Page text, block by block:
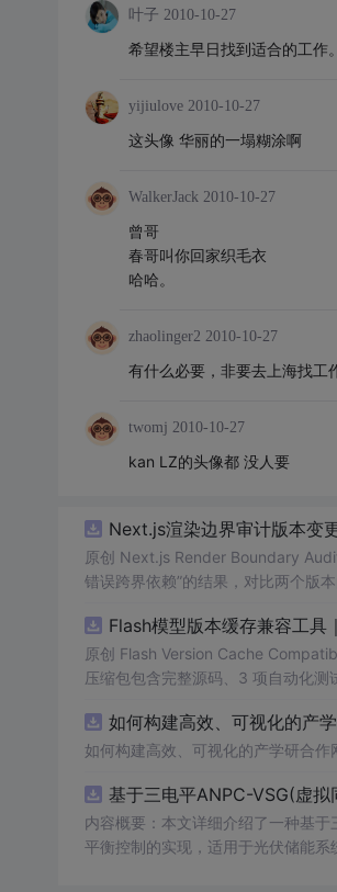
叶子 2010-10-27
希望楼主早日找到适合的工作。
yijiulove 2010-10-27
这头像 华丽的一塌糊涂啊
WalkerJack 2010-10-27
曾哥
春哥叫你回家织毛衣
哈哈。
zhaolinger2 2010-10-27
有什么必要，非要去上海找工
twomj 2010-10-27
kan LZ的头像都 没人要
Next.js渲染边界审计版本变
原创 Next.js Render Boundary
错误跨界依赖”的结果，对比两个版
创与授权声明。运行时零第三方依赖
Flash模型版本缓存兼容工
原创 Flash Version Cache
压缩包包含完整源码、3 项自动化
产日志或其他受限素材。
如何构建高效、可视化的产
如何构建高效、可视化的产学研合作
基于三电平ANPC-VSG(虚
内容概要：本文详细介绍了一种基
平衡控制的实现，适用于光伏储能